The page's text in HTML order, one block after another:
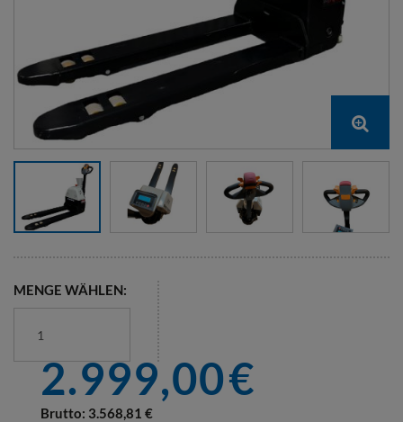
MENGE WÄHLEN:
2.999,00€
Brutto: 3.568,81 €